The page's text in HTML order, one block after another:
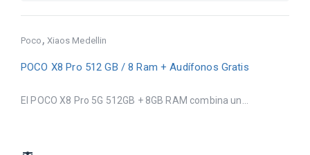
Poco , Xiaos Medellin
POCO X8 Pro 512 GB / 8 Ram + Audífonos Gratis
El POCO X8 Pro 5G 512GB + 8GB RAM combina un...